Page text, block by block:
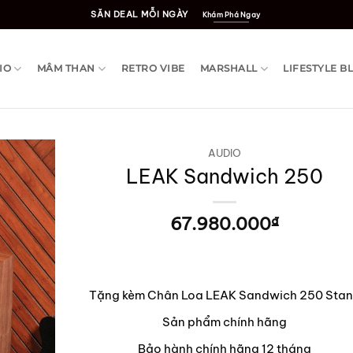
SĂN DEAL MỖI NGÀY Khám Phá Ngay
MÂM THAN RETRO VIBE MARSHALL LIFESTYLE
AUDIO
LEAK Sandwich 250
67.980.000₫
Tặng kèm Chân Loa LEAK Sandwich 250
Sản phẩm chính hãng
Bảo hành chính hãng 12 tháng